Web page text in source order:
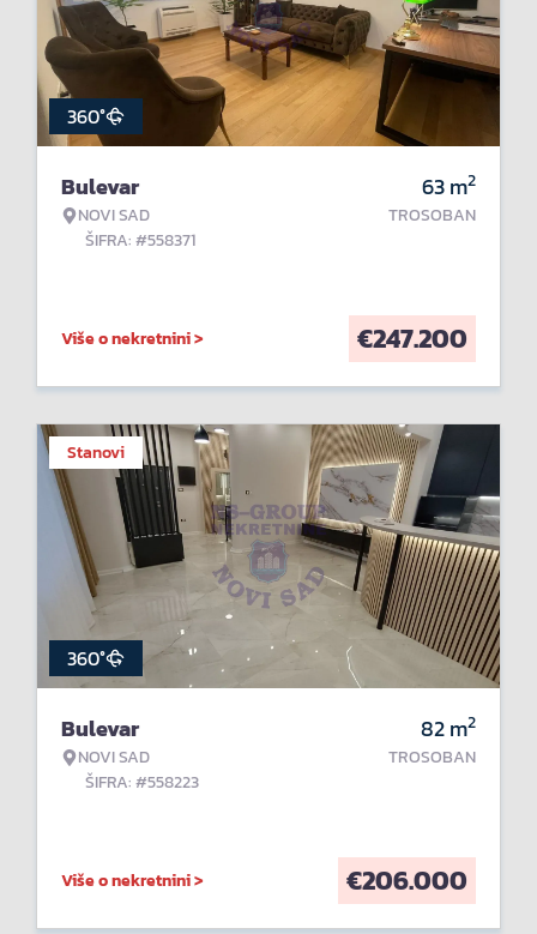
360°
Bulevar
NOVI SAD
ŠIFRA: #558371
63m2
TROSOBAN
Više o nekretnini > €247.200
Stanovi
360°
Bulevar
NOVI SAD
ŠIFRA: #558223
82m2
TROSOBAN
Više o nekretnini > €206.000